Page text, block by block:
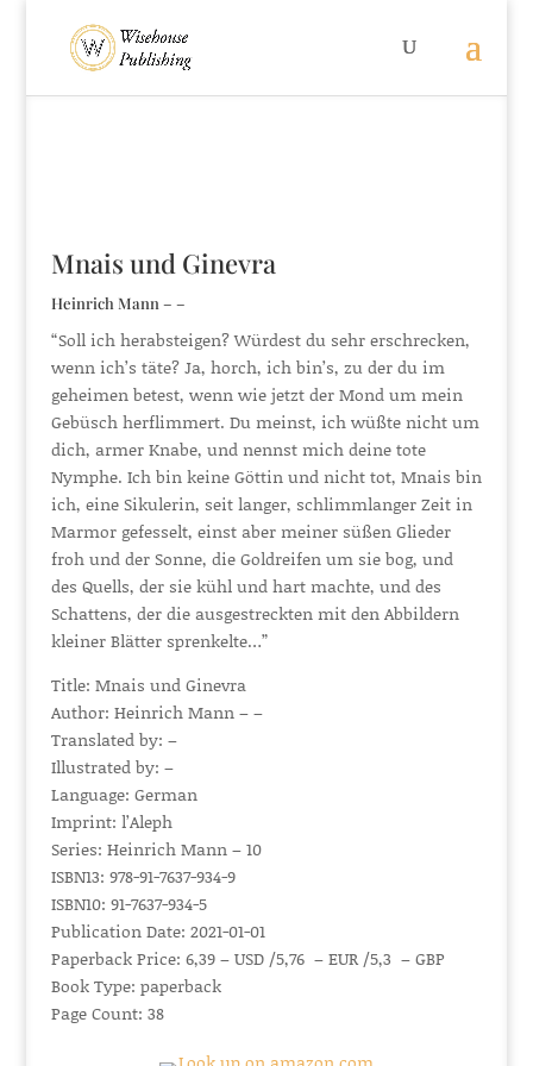
Mnais und Ginevra
Heinrich Mann – –
“Soll ich herabsteigen? Würdest du sehr erschrecken,
wenn ich’s täte? Ja, horch, ich bin’s, zu der du im
geheimen betest, wenn wie jetzt der Mond um mein
Gebüsch herflimmert. Du meinst, ich wüßte nicht um
dich, armer Knabe, und nennst mich deine tote
Nymphe. Ich bin keine Göttin und nicht tot, Mnais bin
ich, eine Sikulerin, seit langer, schlimmlanger Zeit in
Marmor gefesselt, einst aber meiner süßen Glieder
froh und der Sonne, die Goldreifen um sie bog, und
des Quells, der sie kühl und hart machte, und des
Schattens, der die ausgestreckten mit den Abbildern
kleiner Blätter sprenkelte…”
Title: Mnais und Ginevra
Author: Heinrich Mann – –
Translated by: –
Illustrated by: –
Language: German
Imprint: l’Aleph
Series: Heinrich Mann – 10
ISBN13: 978-91-7637-934-9
ISBN10: 91-7637-934-5
Publication Date: 2021-01-01
Paperback Price: 6,39 – USD /5,76 – EUR /5,3 – GBP
Book Type: paperback
Page Count: 38